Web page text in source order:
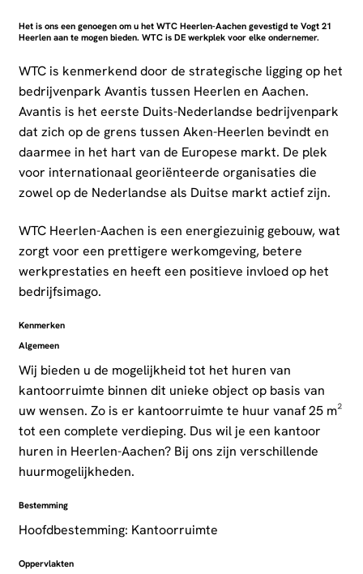
Het is ons een genoegen om u het WTC Heerlen-Aachen gevestigd te Vogt 21
Heerlen aan te mogen bieden. WTC is DE werkplek voor elke ondernemer.
WTC is kenmerkend door de strategische ligging op het
bedrijvenpark Avantis tussen Heerlen en Aachen.
Avantis is het eerste Duits-Nederlandse bedrijvenpark
dat zich op de grens tussen Aken-Heerlen bevindt en
daarmee in het hart van de Europese markt. De plek
voor internationaal georiënteerde organisaties die
zowel op de Nederlandse als Duitse markt actief zijn.
WTC Heerlen-Aachen is een energiezuinig gebouw, wat
zorgt voor een prettigere werkomgeving, betere
werkprestaties en heeft een positieve invloed op het
bedrijfsimago.
Kenmerken
Algemeen
Wij bieden u de mogelijkheid tot het huren van
kantoorruimte binnen dit unieke object op basis van
uw wensen. Zo is er kantoorruimte te huur vanaf 25 m²
tot een complete verdieping. Dus wil je een kantoor
huren in Heerlen-Aachen? Bij ons zijn verschillende
huurmogelijkheden.
Bestemming
Hoofdbestemming: Kantoorruimte
Oppervlakten